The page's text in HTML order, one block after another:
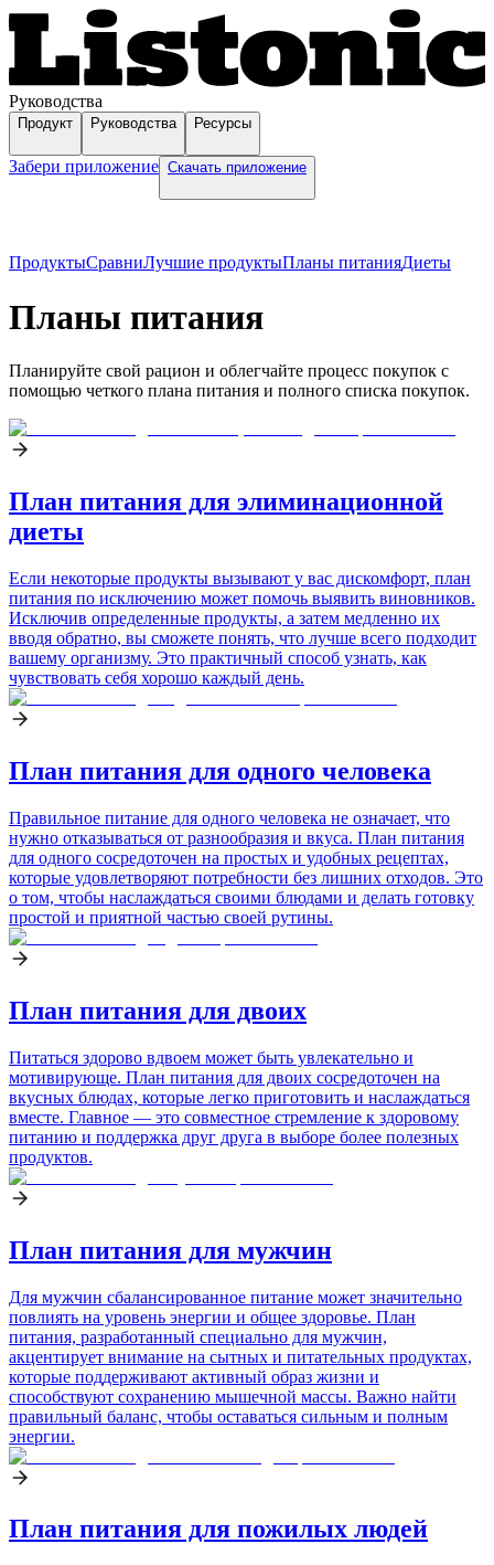
Руководства
Продукт Руководства Ресурсы
Забери приложение Скачать приложение
ПродуктыСравниЛучшие продуктыПланы питанияДиеты
Планы питания
Планируйте свой рацион и облегчайте процесс покупок с
помощью четкого плана питания и полного списка покупок.
План питания для элиминационной
диеты
Если некоторые продукты вызывают у вас дискомфорт, план
питания по исключению может помочь выявить виновников.
Исключив определенные продукты, а затем медленно их
вводя обратно, вы сможете понять, что лучше всего подходит
вашему организму. Это практичный способ узнать, как
чувствовать себя хорошо каждый день.
План питания для одного человека
Правильное питание для одного человека не означает, что
нужно отказываться от разнообразия и вкуса. План питания
для одного сосредоточен на простых и удобных рецептах,
которые удовлетворяют потребности без лишних отходов. Это
о том, чтобы наслаждаться своими блюдами и делать готовку
простой и приятной частью своей рутины.
План питания для двоих
Питаться здорово вдвоем может быть увлекательно и
мотивирующе. План питания для двоих сосредоточен на
вкусных блюдах, которые легко приготовить и наслаждаться
вместе. Главное — это совместное стремление к здоровому
питанию и поддержка друг друга в выборе более полезных
продуктов.
План питания для мужчин
Для мужчин сбалансированное питание может значительно
повлиять на уровень энергии и общее здоровье. План
питания, разработанный специально для мужчин,
акцентирует внимание на сытных и питательных продуктах,
которые поддерживают активный образ жизни и
способствуют сохранению мышечной массы. Важно найти
правильный баланс, чтобы оставаться сильным и полным
энергии.
План питания для пожилых людей